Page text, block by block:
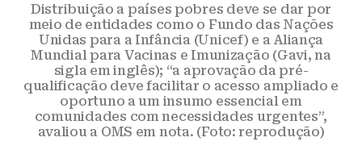
Distribuição a países pobres deve se dar por
meio de entidades como o Fundo das Nações
Unidas para a Infância (Unicef) e a Aliança
Mundial para Vacinas e Imunização (Gavi, na
sigla em inglês); “a aprovação da pré-
qualificação deve facilitar o acesso ampliado e
oportuno a um insumo essencial em
comunidades com necessidades urgentes”,
avaliou a OMS em nota. (Foto: reprodução)